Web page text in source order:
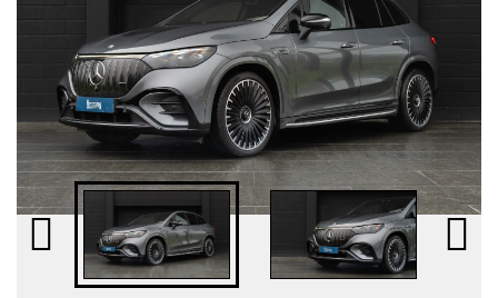
Om leasing
Varebiler
Workshop
Events
Kundefordele
Kontakt